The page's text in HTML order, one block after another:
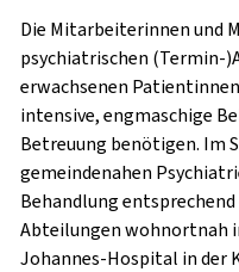
Die Mitarbeiterinnen und
psychiatrischen (Termin-
erwachsenen
intensive, engmaschige
Betreuung benötigen. Im
gemeindenahen
Behandlung
Abteilungen wohnortnah
Johannes-Hospital in der